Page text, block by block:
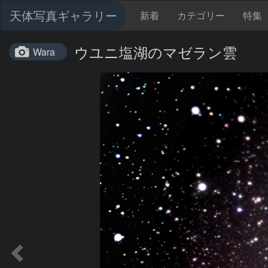
天体写真ギャラリー 新着 カテゴリー 特集
Wara ウユニ塩湖のマゼラン雲